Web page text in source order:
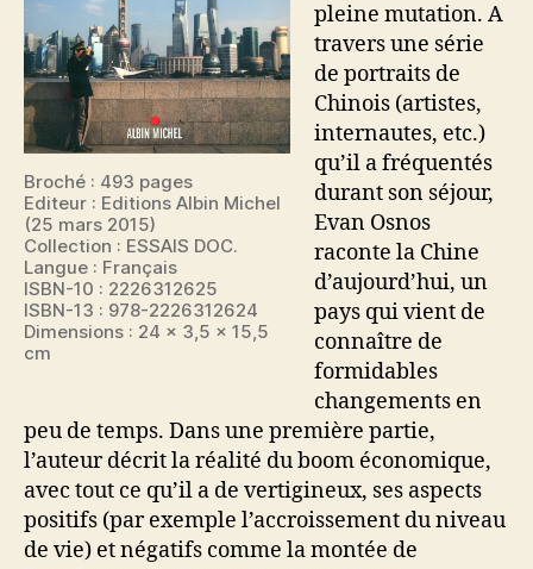
Broché : 493 pages
Editeur : Editions Albin Michel
(25 mars 2015)
Collection : ESSAIS DOC.
Langue : Français
ISBN-10 : 2226312625
ISBN-13 : 978-2226312624
Dimensions : 24 x 3,5 x 15,5
cm
pleine mutation. A
travers une série
de portraits de
Chinois (artistes,
internautes, etc.)
qu’il a fréquentés
durant son séjour,
Evan Osnos
raconte la Chine
d’aujourd’hui, un
pays qui vient de
connaître de
formidables
changements en
peu de temps. Dans une première partie,
l’auteur décrit la réalité du boom économique,
avec tout ce qu’il a de vertigineux, ses aspects
positifs (par exemple l’accroissement du niveau
de vie) et négatifs comme la montée de